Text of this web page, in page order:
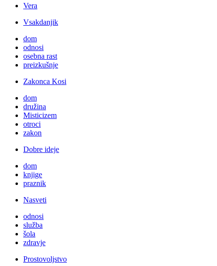
Vera
Vsakdanjik
dom
odnosi
osebna rast
preizkušnje
Zakonca Kosi
dom
družina
Misticizem
otroci
zakon
Dobre ideje
dom
knjige
praznik
Nasveti
odnosi
služba
šola
zdravje
Prostovoljstvo